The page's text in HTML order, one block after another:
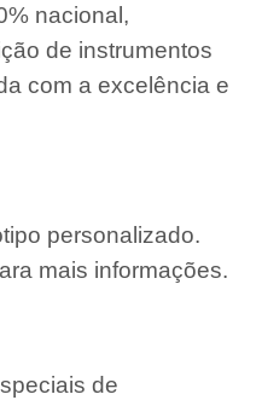
nacional,
de instrumentos
com a excelência e
personalizado.
mais informações.
de